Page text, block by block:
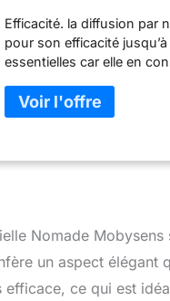
Utilisation Simplifiée
Efficacité. la diffusion par
pour son efficacité
essentielles car elle en
plusieurs heures de
voyage), ne soyez plus
de nettoyage à faire. le
(détente, sommeil, anti
Ce produit émet une
faites confiance à notre
valeurs les plus
Nomade
un aspect élégant
ce qui est